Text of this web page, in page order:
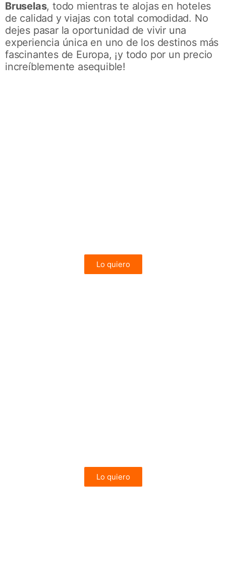
Bruselas, todo mientras te alojas en hoteles
de calidad y viajas con total comodidad. No
dejes pasar la oportunidad de vivir una
experiencia única en uno de los destinos más
fascinantes de Europa, ¡y todo por un precio
increíblemente asequible!
Lo quiero
Lo quiero